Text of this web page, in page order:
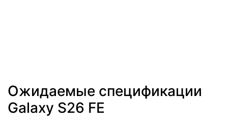
Ожидаемые спецификации
Galaxy S26 FE